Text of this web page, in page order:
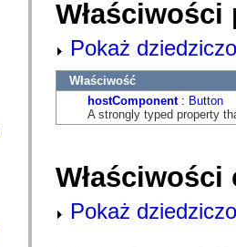
Pokaż
Właściwość
hostComponent: Button
A strongly typed property
Pokaż